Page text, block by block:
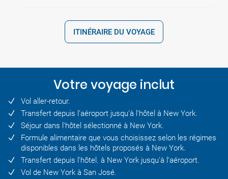
ITINÉRAIRE DU VOYAGE
Votre voyage inclut
Vol aller-retour.
Transfert depuis l'aéroport jusqu'à l'hôtel à New York.
Séjour dans l'hôtel sélectionné à New York.
Formule alimentaire que vous choisissez selon les régimes
disponibles dans les hôtels proposés à New York.
Transfert depuis l'hôtel. à New York jusqu'à l'aéroport.
Vol de New York à San José.